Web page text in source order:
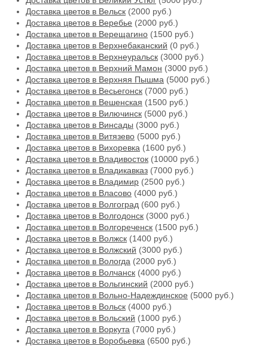
Доставка цветов в Вельск (2000 руб.)
Доставка цветов в Веребье (2000 руб.)
Доставка цветов в Верещагино (1500 руб.)
Доставка цветов в Верхнебаканский (0 руб.)
Доставка цветов в Верхнеуральск (3000 руб.)
Доставка цветов в Верхний Мамон (3000 руб.)
Доставка цветов в Верхняя Пышма (5000 руб.)
Доставка цветов в Весьегонск (7000 руб.)
Доставка цветов в Вешенская (1500 руб.)
Доставка цветов в Вилючинск (5000 руб.)
Доставка цветов в Винсады (3000 руб.)
Доставка цветов в Витязево (5000 руб.)
Доставка цветов в Вихоревка (1600 руб.)
Доставка цветов в Владивосток (10000 руб.)
Доставка цветов в Владикавказ (7000 руб.)
Доставка цветов в Владимир (2500 руб.)
Доставка цветов в Власово (4000 руб.)
Доставка цветов в Волгоград (600 руб.)
Доставка цветов в Волгодонск (3000 руб.)
Доставка цветов в Волгореченск (1500 руб.)
Доставка цветов в Волжск (1400 руб.)
Доставка цветов в Волжский (3000 руб.)
Доставка цветов в Вологда (2000 руб.)
Доставка цветов в Волчанск (4000 руб.)
Доставка цветов в Вольгинский (2000 руб.)
Доставка цветов в Вольно-Надеждинское (5000 руб.)
Доставка цветов в Вольск (4000 руб.)
Доставка цветов в Вольский (1000 руб.)
Доставка цветов в Воркута (7000 руб.)
Доставка цветов в Воробьевка (6500 руб.)